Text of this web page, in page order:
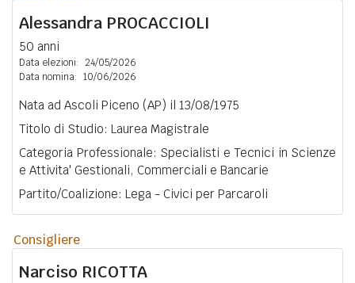
Alessandra PROCACCIOLI
50 anni
Data elezioni: 24/05/2026
Data nomina: 10/06/2026
Nata ad Ascoli Piceno (AP) il 13/08/1975
Titolo di Studio: Laurea Magistrale
Categoria Professionale: Specialisti e Tecnici in Scienze
e Attivita' Gestionali, Commerciali e Bancarie
Partito/Coalizione: Lega - Civici per Parcaroli
Consigliere
Narciso RICOTTA